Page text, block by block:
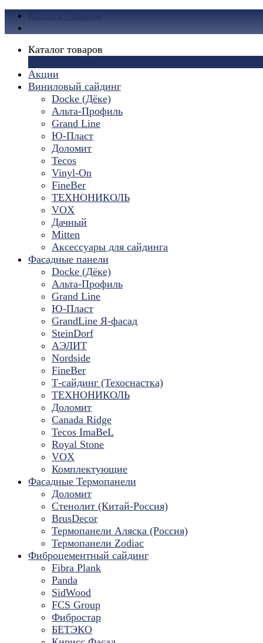
Каталог товаров
Акции
Виниловый сайдинг
Docke (Дёке)
Альта-Профиль
Grand Line
Ю-Пласт
Доломит
Tecos
Vinyl-On
FineBer
ТЕХНОНИКОЛЬ
VOX
Дачный
Mitten
Аксессуары для сайдинга
Фасадные панели
Docke (Дёке)
Альта-Профиль
Grand Line
Ю-Пласт
GrandLine Я-фасад
SteinDorf
АЭЛИТ
Nordside
FineBer
Т-сайдинг (Техоснастка)
ТЕХНОНИКОЛЬ
Доломит
Canada Ridge
Tecos ImaBeL
Royal Stone
VOX
Комплектующие
Фасадные Термопанели
Доломит
Стенолит (Китай-Россия)
BrusDecor
Термопанели Аляска (Россия)
Термопанели Zodiac
Фиброцементный сайдинг
Fibra Plank
Panda
SidWood
FCS Group
Фибростар
БЕТЭКО